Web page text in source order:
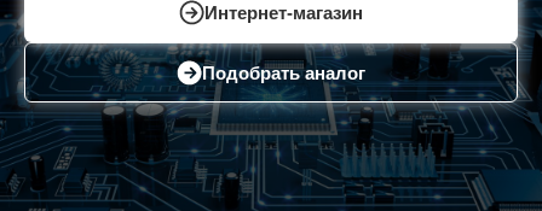
Интернет-магазин
Подобрать аналог